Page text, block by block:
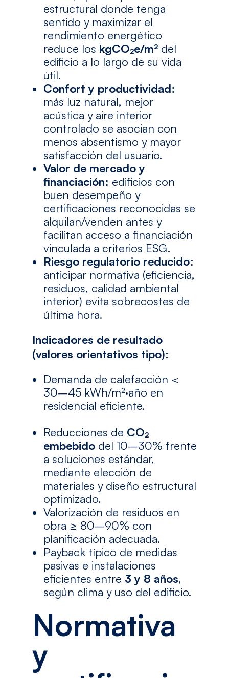
estructural donde tenga
sentido y maximizar el
rendimiento energético
reduce los kgCO₂e/m²del
edificio a lo largo de su vida
útil.
Confort y productividad:
más luz natural, mejor
acústica y aire interior
controlado se asocian con
menos absentismo y mayor
satisfacción del usuario.
Valor de mercado y
financiación: edificios con
buen desempeño y
certificaciones reconocidas se
alquilan/venden antes y
facilitan acceso a financiación
vinculada a criterios ESG.
Riesgo regulatorio reducido:
anticipar normativa (eficiencia,
residuos, calidad ambiental
interior) evita sobrecostes de
última hora.
Indicadores de resultado
(valores orientativos tipo):
Demanda de calefacción <
30–45 kWh/m²·año en
residencial eficiente.
Reducciones de CO₂
embebidodel 10–30% frente
a soluciones estándar,
mediante elección de
materiales y diseño estructural
optimizado.
Valorización de residuos en
obra ≥ 80–90% con
planificación adecuada.
Payback típico de medidas
pasivas e instalaciones
eficientes entre 3 y 8 años,
según clima y uso del edificio.
Normativa
y